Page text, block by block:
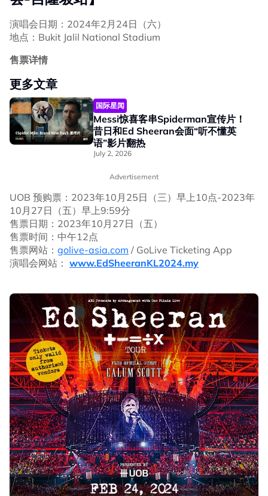
演唱会日期：2024年2月24日（六）
地点：Bukit Jalil National Stadium
售票详情
更多文章
国际星闻
Messi惊喜客串Spiderman宣传片！
昔日和Ed Sheeran会面“听不懂英
语”影片翻热
July 2, 2026
Advertisement
UOB 预购票：2023年10月25日（三）早上10点-2023年
10月27日（五）早上9:59分
售票日期：2023年10月27日（五）
售票时间：中午12点
售票网站： golive-asia.com / GoLive Ticketing App
演唱会网站： www.EdSheeranKL2024.my